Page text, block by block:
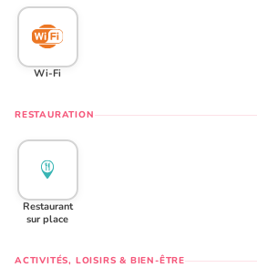
Wi-Fi
RESTAURATION
Restaurant
sur place
ACTIVITÉS, LOISIRS & BIEN-ÊTRE